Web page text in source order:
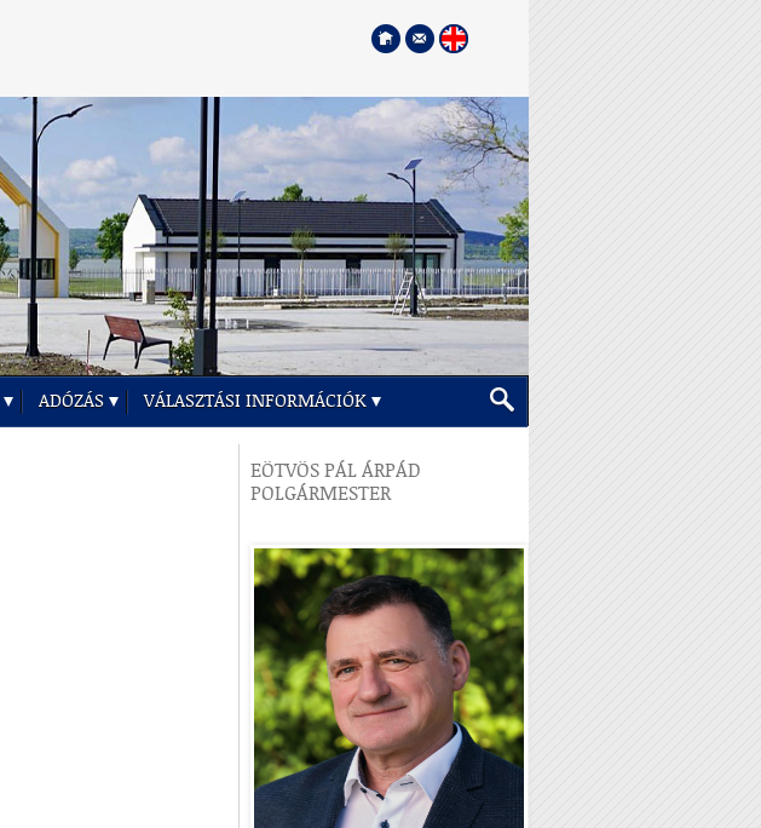
ADÓZÁS VÁLASZTÁSI INFORMÁCIÓK
EÖTVÖS PÁL ÁRPÁD
POLGÁRMESTER